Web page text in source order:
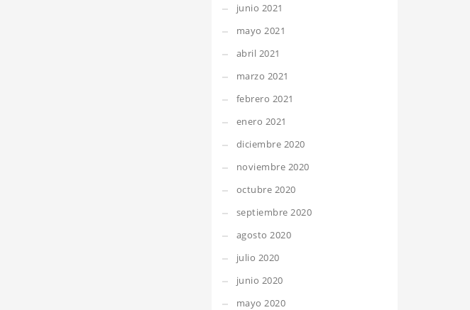
junio 2021
mayo 2021
abril 2021
marzo 2021
febrero 2021
enero 2021
diciembre 2020
noviembre 2020
octubre 2020
septiembre 2020
agosto 2020
julio 2020
junio 2020
mayo 2020